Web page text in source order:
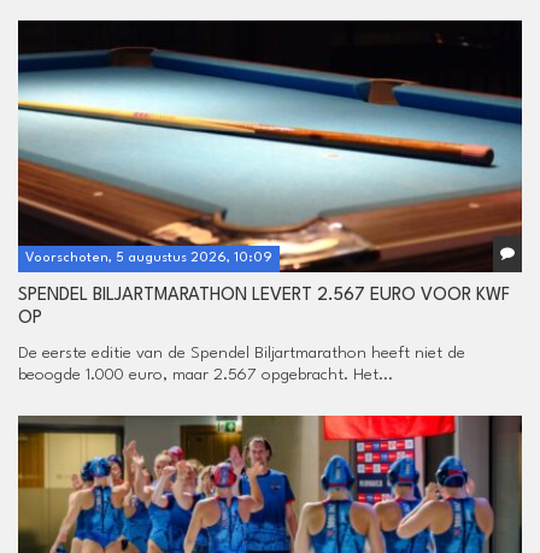
Voorschoten, 5 augustus 2026, 10:09
SPENDEL BILJARTMARATHON LEVERT 2.567 EURO VOOR KWF
OP
De eerste editie van de Spendel Biljartmarathon heeft niet de
beoogde 1.000 euro, maar 2.567 opgebracht. Het...